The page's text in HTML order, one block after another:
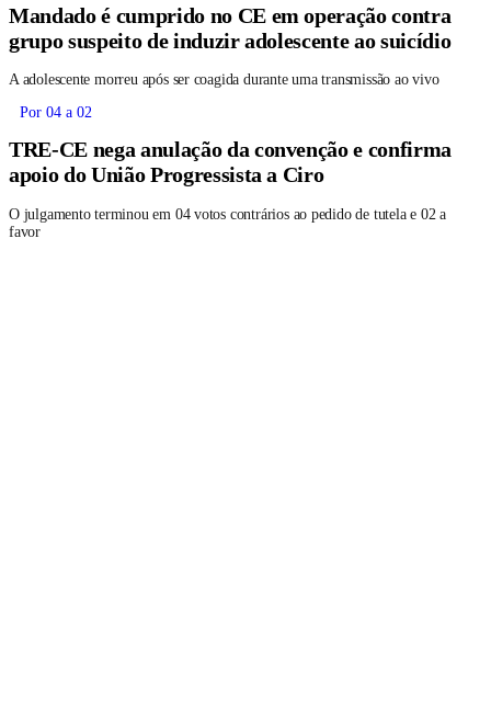
Mandado é cumprido no CE em operação contra
grupo suspeito de induzir adolescente ao suicídio
A adolescente morreu após ser coagida durante uma transmissão ao vivo
Por 04 a 02
TRE-CE nega anulação da convenção e confirma
apoio do União Progressista a Ciro
O julgamento terminou em 04 votos contrários ao pedido de tutela e 02 a
favor